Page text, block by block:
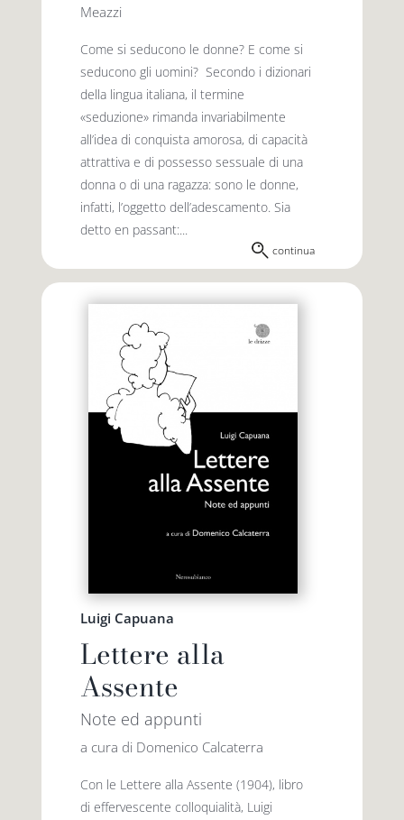
Meazzi
Come si seducono le donne? E come si
seducono gli uomini? Secondo i dizionari
della lingua italiana, il termine
«seduzione» rimanda invariabilmente
all’idea di conquista amorosa, di capacità
attrattiva e di possesso sessuale di una
donna o di una ragazza: sono le donne,
infatti, l’oggetto dell’adescamento. Sia
detto en passant:...
continua
Luigi Capuana
Lettere alla
Assente
Note ed appunti
a cura di Domenico Calcaterra
Con le Lettere alla Assente (1904), libro
di effervescente colloquialità, Luigi